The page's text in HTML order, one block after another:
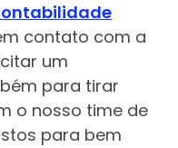
contato com a
um
para tirar
o nosso time de
para bem